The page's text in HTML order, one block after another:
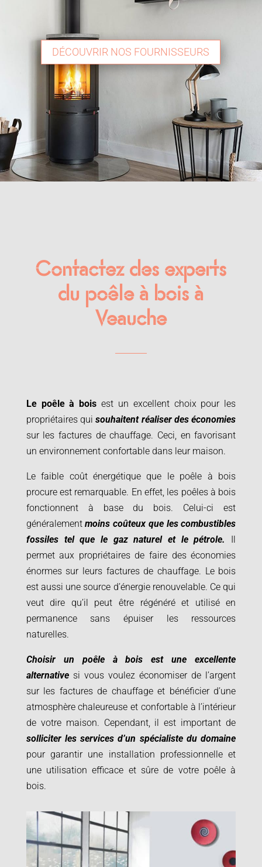
DÉCOUVRIR NOS FOURNISSEURS
Contactez des experts
du poêle à bois à
Veauche
Le poêle à bois est un excellent choix pour les
propriétaires quisouhaitent réaliser des économies
sur les factures de chauffage. Ceci, en favorisant
un environnement confortable dans leur maison.
Le faible coût énergétique que le poêle à bois
procure est remarquable. En effet, les poêles à bois
fonctionnent à base du bois. Celui-ci est
généralementmoins coûteux que les combustibles
fossiles tel que le gaz naturel et le pétrole.
permet aux propriétaires de faire des économies
énormes sur leurs factures de chauffage. Le bois
est aussi une source d’énergie renouvelable. Ce qui
veut dire qu’il peut être régénéré et utilisé en
permanence sans épuiser les ressources
naturelles.
Choisir un poêle à bois est une excellente
alternativesi vous voulez économiser de l’argent
sur les factures de chauffage et bénéficier d’une
atmosphère chaleureuse et confortable à l’intérieur
de votre maison. Cependant, il est important de
solliciter les services d’un spécialiste du domaine
pour garantir une installation professionnelle et
une utilisation efficace et sûre de votre poêle à
bois.